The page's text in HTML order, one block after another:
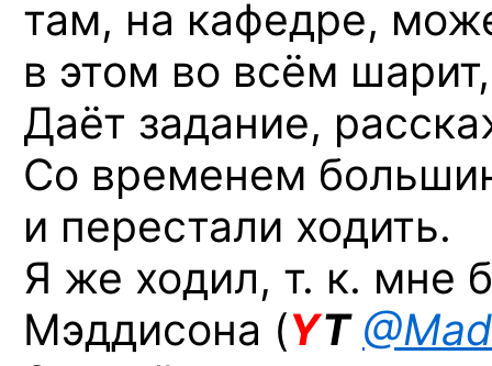
там, на кафедре,
в этом во всём
Даёт задание,
Со временем
и перестали ходить.
Я же ходил, т. к. мне
Мэддисона (YT